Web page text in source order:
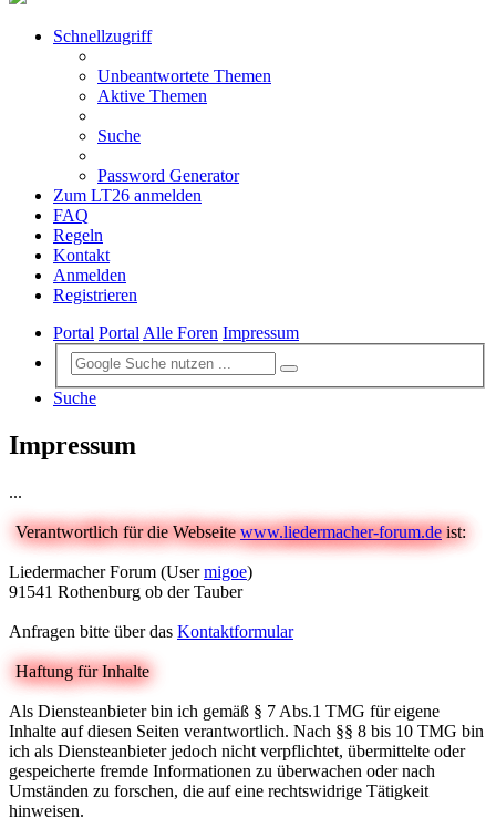
Schnellzugriff
Unbeantwortete Themen
Aktive Themen
Suche
Password Generator
Zum LT26 anmelden
FAQ
Regeln
Kontakt
Anmelden
Registrieren
Portal PortalAlle Foren Impressum
Suche
Impressum
...
Verantwortlich für die Webseitewww.liedermacher-forum.deist:
Liedermacher Forum (Usermigoe)
91541 Rothenburg ob der Tauber
Anfragen bitte über das Kontaktformular
Haftung für Inhalte
Als Diensteanbieter bin ich gemäß § 7 Abs.1 TMG für eigene
Inhalte auf diesen Seiten verantwortlich. Nach §§ 8 bis 10 TMG bin
ich als Diensteanbieter jedoch nicht verpflichtet, übermittelte oder
gespeicherte fremde Informationen zu überwachen oder nach
Umständen zu forschen, die auf eine rechtswidrige Tätigkeit
hinweisen.